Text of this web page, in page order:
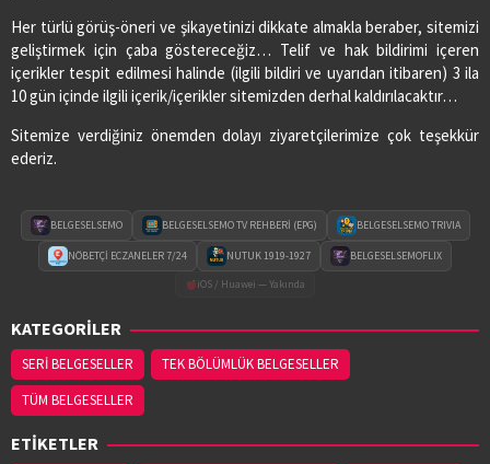
SAĞLIK ECZANESİ
Adres: CUMHURİYET MAH.1.ZİRAAT SOKAK NO:17/B
03626474078
SEDA ECZANESİ
VURAL ECZANESİ
19 MAYIS MAH. HACI ALİ EKİNCİ BULVARI
03622560360
YASEMİN ECZANESİ
CADDESI NO:14/B
Her türlü görüş-öneri ve şikayetinizi dikkate almakla beraber, sitemizi
geliştirmek için çaba göstereceğiz… Telif ve hak bildirimi içeren
içerikler tespit edilmesi halinde (ilgili bildiri ve uyarıdan itibaren) 3 ila
10 gün içinde ilgili içerik/içerikler sitemizden derhal kaldırılacaktır…
Sitemize verdiğiniz önemden dolayı ziyaretçilerimize çok teşekkür
ederiz.
BELGESELSEMO BELGESELSEMO TV REHBERİ (EPG) BELGESELSEMO TRIVIA
NÖBETÇİ ECZANELER 7/24 NUTUK 1919-1927
BELGESELSEMOFLIX
iOS / Huawei — Yakında
KATEGORİLER
SERİ BELGESELLER
TEK BÖLÜMLÜK BELGESELLER
TÜM BELGESELLER
ETİKETLER